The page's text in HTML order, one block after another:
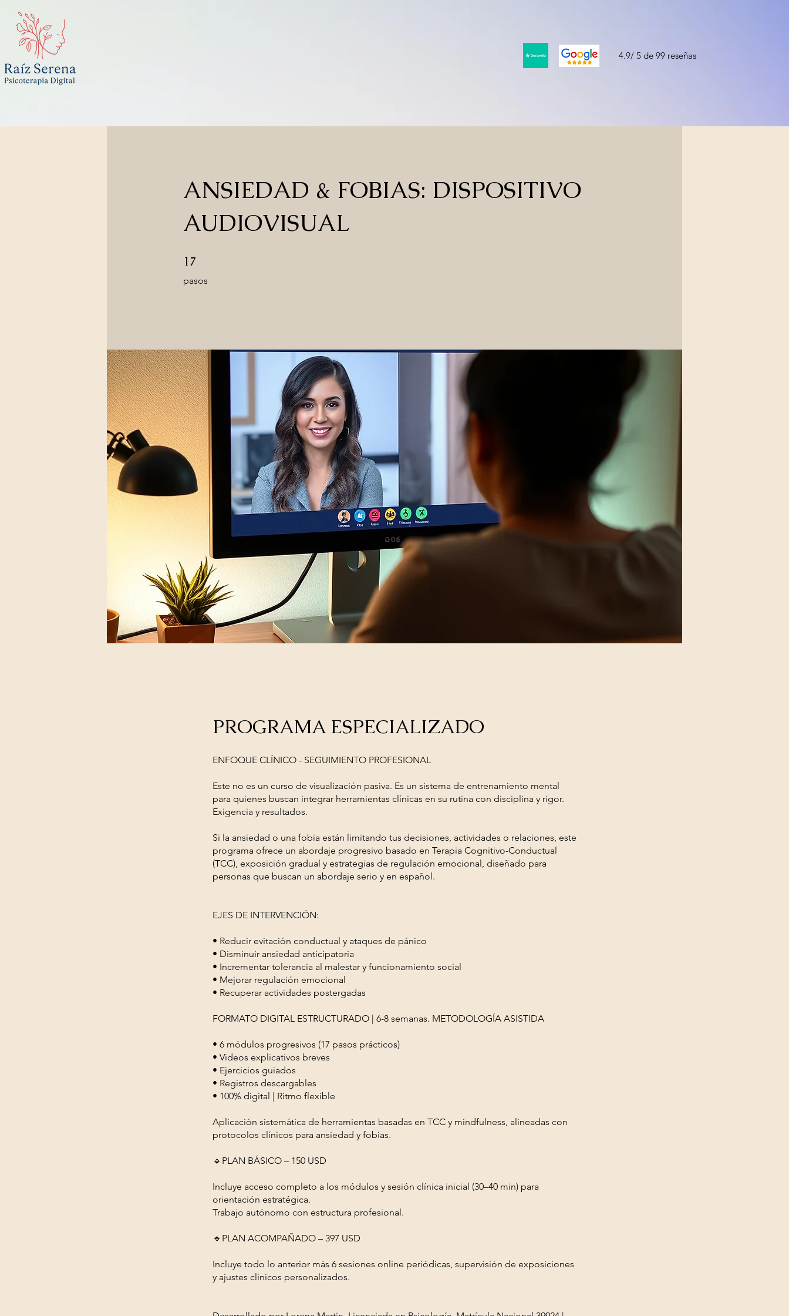
4.9/ 5 de 99 reseñas
ANSIEDAD & FOBIAS: DISPOSITIVO
AUDIOVISUAL
17
pasos
17 pasos
PROGRAMA ESPECIALIZADO
ENFOQUE CLÍNICO - SEGUIMIENTO PROFESIONAL
Este no es un curso de visualización pasiva. Es un sistema de entrenamiento mental
para quienes buscan integrar herramientas clínicas en su rutina con disciplina y rigor.
Exigencia y resultados.
Si la ansiedad o una fobia están limitando tus decisiones, actividades o relaciones, este
programa ofrece un abordaje progresivo basado en Terapia Cognitivo-Conductual
(TCC), exposición gradual y estrategias de regulación emocional, diseñado para
personas que buscan un abordaje serio y en español.
EJES DE INTERVENCIÓN:
• Reducir evitación conductual y ataques de pánico
• Disminuir ansiedad anticipatoria
• Incrementar tolerancia al malestar y funcionamiento social
• Mejorar regulación emocional
• Recuperar actividades postergadas
FORMATO DIGITAL ESTRUCTURADO | 6-8 semanas. METODOLOGÍA ASISTIDA
• 6 módulos progresivos (17 pasos prácticos)
• Videos explicativos breves
• Ejercicios guiados
• Registros descargables
• 100% digital | Ritmo flexible
Aplicación sistemática de herramientas basadas en TCC y mindfulness, alineadas con
protocolos clínicos para ansiedad y fobias.
🔹PLAN BÁSICO – 150 USD
Incluye acceso completo a los módulos y sesión clínica inicial (30–40 min) para
orientación estratégica.
Trabajo autónomo con estructura profesional.
🔹PLAN ACOMPAÑADO – 397 USD
Incluye todo lo anterior más 6 sesiones online periódicas, supervisión de exposiciones
y ajustes clínicos personalizados.